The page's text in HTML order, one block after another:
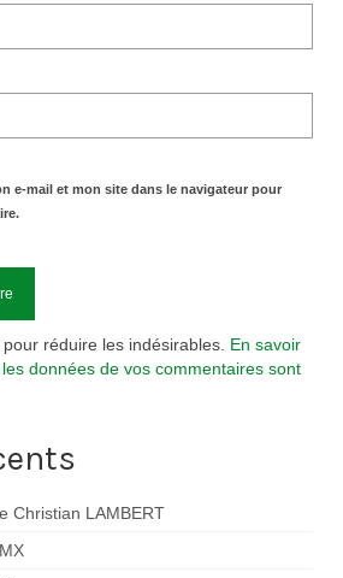
e-mail et mon site dans le navigateur pour
réduire les indésirables. En savoir
données de vos commentaires sont
Christian LAMBERT